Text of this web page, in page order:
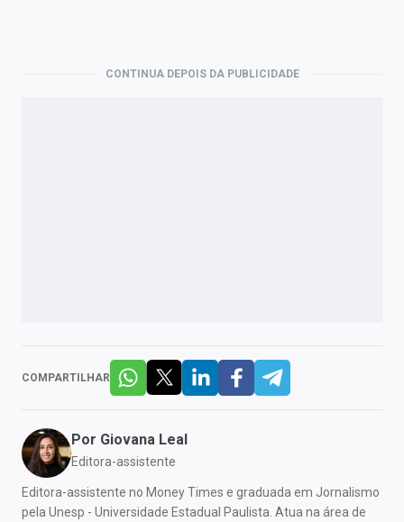
CONTINUA DEPOIS DA PUBLICIDADE
COMPARTILHAR
Por Giovana Leal
Editora-assistente
Editora-assistente no Money Times e graduada em Jornalismo
pela Unesp - Universidade Estadual Paulista. Atua na área de